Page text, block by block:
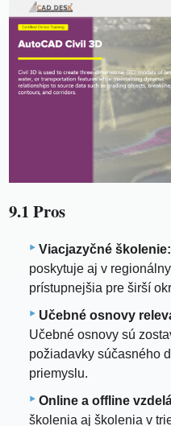
9.1 Pros
Viacjazyčné školenie:
poskytuje aj v
prístupnejšia pre širší
Učebné osnovy
Učebné osnovy sú
požiadavky súčasného
priemyslu.
Online a offline
školenia aj školenia v